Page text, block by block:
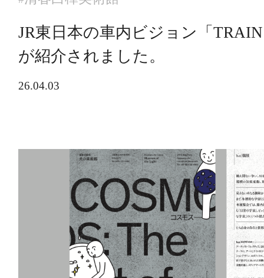
JR東日本の車内ビジョン「
が紹介されました。
26.04.03